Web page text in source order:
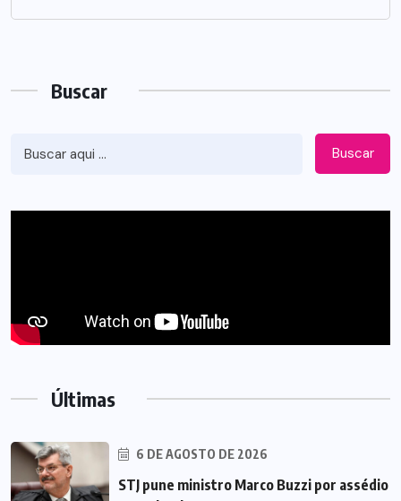
Buscar
Buscar
Últimas
6 DE AGOSTO DE 2026
STJ pune ministro Marco Buzzi por assédio